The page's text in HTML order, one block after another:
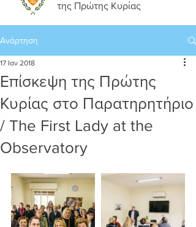
της Πρώτης Κυρίας
Ανάρτηση
Επίσκεψη της Πρώτης
Κυρίας στο Παρατηρητήριο
/ The First Lady at the
Observatory
17 Ιαν 2018